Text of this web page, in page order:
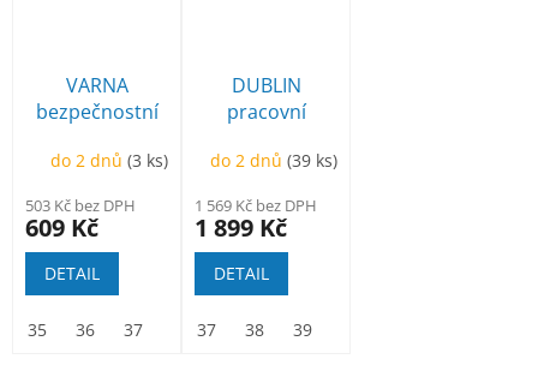
VARNA
bezpečnostní
do 2 dnů(3 ks)
503 Kč bez DPH
609 Kč
DETAIL
35 36 37
DUBLIN
pracovní
do 2 dnů(39 ks)
1 569 Kč bez DPH
1 899 Kč
DETAIL
37 38 39